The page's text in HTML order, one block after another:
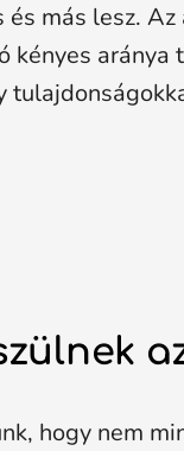
és más lesz.
aránya
hogy nem